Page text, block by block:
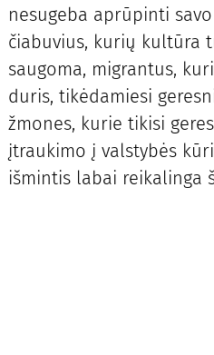
nesugeba aprūpinti
čiabuvius, kurių kultūra
saugoma, migrantus,
duris, tikėdamiesi
žmones, kurie tikisi
įtraukimo į valstybės
išmintis labai reikalinga